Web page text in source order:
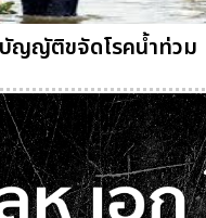
ญญัติขจัดโรคน้ำท่วม